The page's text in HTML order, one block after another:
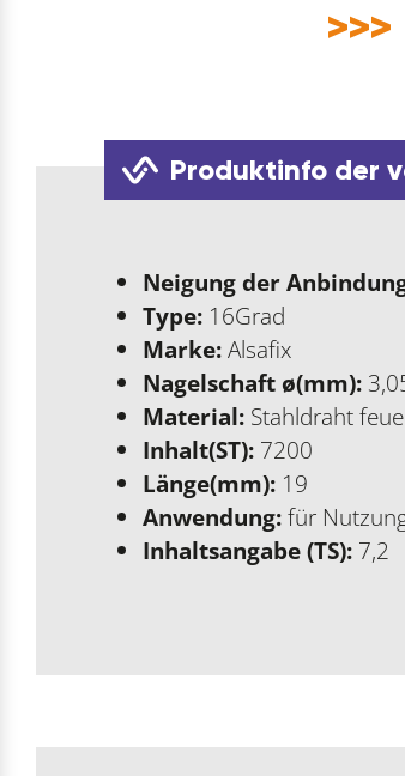
>>>
Produktinfo der
Neigung der
Type: 16Grad
Marke:Alsafix
Nagelschaft ø(mm):
Material: Stahldraht
Inhalt(ST): 7200
Länge(mm): 19
Anwendung:für
Inhaltsangabe (TS): 7,2